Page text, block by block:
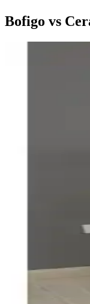
Bofigo vs